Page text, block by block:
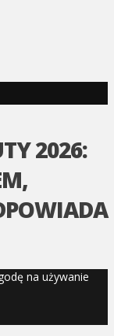
2026:
na używanie